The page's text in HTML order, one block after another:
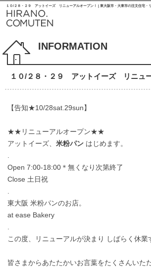
１０/２８・２９ アットイーズ リニューアルオープン！ | 東大阪市・大東市の注文住宅・
INFORMATION
１０/２８・２９ アットイーズ リニュー
【告知★10/28sat.29sun】
★★リニューアルオープン★★
アットイーズ、 米粉パン はじめます。
Open 7:00-18:00＊無くなり次第終了
Close 土日祝
東大阪 米粉パンのお店。
at ease Bakery
この度、リニューアルが決まり しばらく休業
皆さまからあたたかいお言葉をたくさんいただ